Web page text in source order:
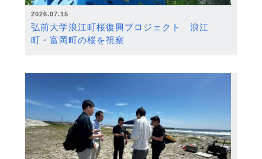
2026.07.15
弘前大学浪江町桜復興プロジェクト 浪江
町・富岡町の桜を視察